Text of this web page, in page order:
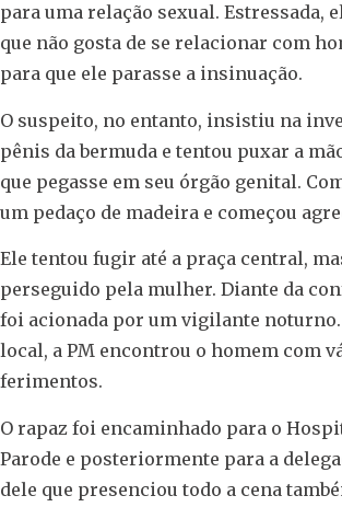
para uma relação sexual. Estressada,
que não gosta de se relacionar com
para que ele parasse a insinuação.
O suspeito, no entanto, insistiu na
pênis da bermuda e tentou puxar a
que pegasse em seu órgão genital.
um pedaço de madeira e começou
Ele tentou fugir até a praça central,
perseguido pela mulher. Diante da
foi acionada por um vigilante noturno.
local, a PM encontrou o homem com
ferimentos.
O rapaz foi encaminhado para o
Parode e posteriormente para a
dele que presenciou todo a cena